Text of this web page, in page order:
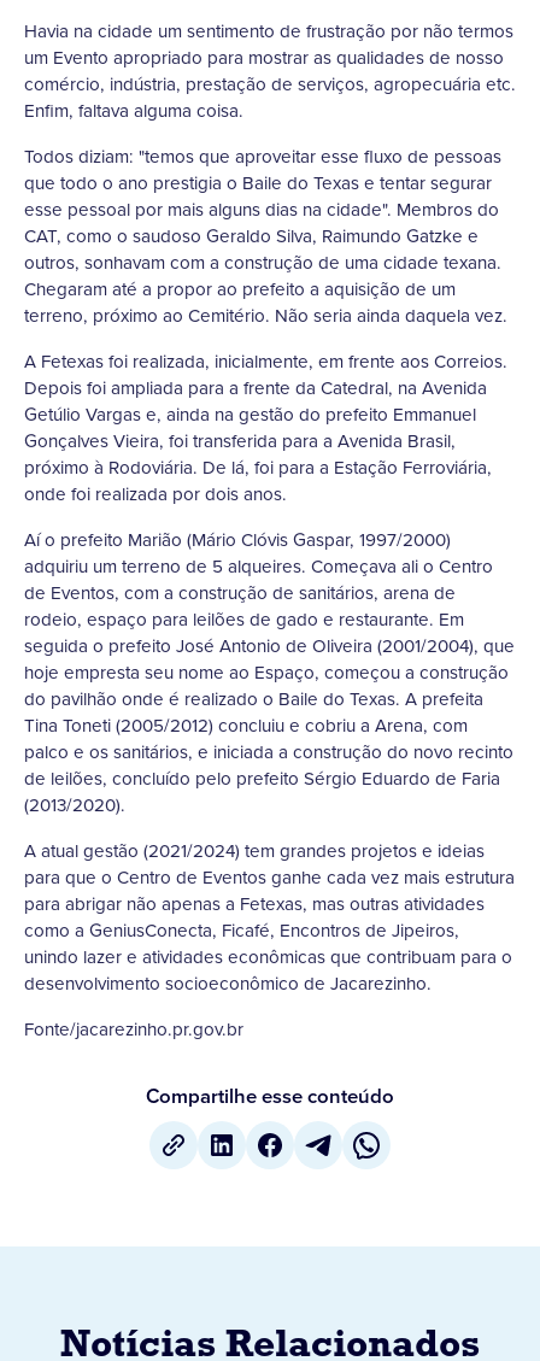
Havia na cidade um sentimento de frustração por não termos
um Evento apropriado para mostrar as qualidades de nosso
comércio, indústria, prestação de serviços, agropecuária etc.
Enfim, faltava alguma coisa.
Todos diziam: "temos que aproveitar esse fluxo de pessoas
que todo o ano prestigia o Baile do Texas e tentar segurar
esse pessoal por mais alguns dias na cidade". Membros do
CAT, como o saudoso Geraldo Silva, Raimundo Gatzke e
outros, sonhavam com a construção de uma cidade texana.
Chegaram até a propor ao prefeito a aquisição de um
terreno, próximo ao Cemitério. Não seria ainda daquela vez.
A Fetexas foi realizada, inicialmente, em frente aos Correios.
Depois foi ampliada para a frente da Catedral, na Avenida
Getúlio Vargas e, ainda na gestão do prefeito Emmanuel
Gonçalves Vieira, foi transferida para a Avenida Brasil,
próximo à Rodoviária. De lá, foi para a Estação Ferroviária,
onde foi realizada por dois anos.
Aí o prefeito Marião (Mário Clóvis Gaspar, 1997/2000)
adquiriu um terreno de 5 alqueires. Começava ali o Centro
de Eventos, com a construção de sanitários, arena de
rodeio, espaço para leilões de gado e restaurante. Em
seguida o prefeito José Antonio de Oliveira (2001/2004), que
hoje empresta seu nome ao Espaço, começou a construção
do pavilhão onde é realizado o Baile do Texas. A prefeita
Tina Toneti (2005/2012) concluiu e cobriu a Arena, com
palco e os sanitários, e iniciada a construção do novo recinto
de leilões, concluído pelo prefeito Sérgio Eduardo de Faria
(2013/2020).
A atual gestão (2021/2024) tem grandes projetos e ideias
para que o Centro de Eventos ganhe cada vez mais estrutura
para abrigar não apenas a Fetexas, mas outras atividades
como a GeniusConecta, Ficafé, Encontros de Jipeiros,
unindo lazer e atividades econômicas que contribuam para o
desenvolvimento socioeconômico de Jacarezinho.
Fonte/jacarezinho.pr.gov.br
Compartilhe esse conteúdo
Notícias Relacionados